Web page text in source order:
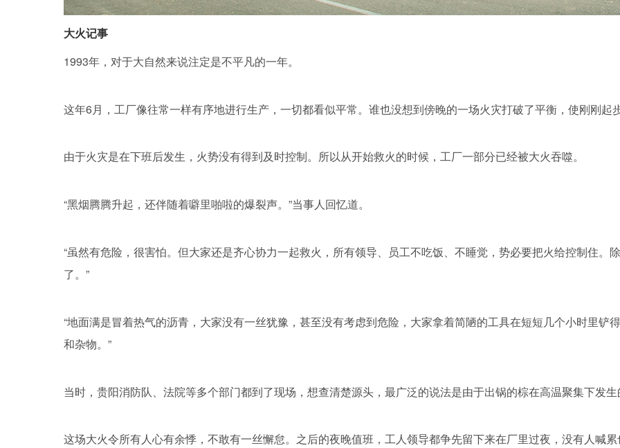
大火记事
1993年，对于大自然来说注定是不平凡的一年。
这年6月，工厂像往常一样有序地进行生产，一切都看似平常。谁也没想到傍晚的一场火灾打破了平衡，使刚刚起
由于火灾是在下班后发生，火势没有得到及时控制。所以从开始救火的时候，工厂一部分已经被大火吞噬。
“黑烟腾腾升起，还伴随着噼里啪啦的爆裂声。”当事人回忆道。
“虽然有危险，很害怕。但大家还是齐心协力一起救火，所有领导、员工不吃饭、不睡觉，势必要把火给控制住。
了。”
“地面满是冒着热气的沥青，大家没有一丝犹豫，甚至没有考虑到危险，大家拿着简陋的工具在短短几个小时里铲
和杂物。”
当时，贵阳消防队、法院等多个部门都到了现场，想查清楚源头，最广泛的说法是由于出锅的棕在高温聚集下发生
这场大火令所有人心有余悸，不敢有一丝懈怠。之后的夜晚值班，工人领导都争先留下来在厂里过夜，没有人喊